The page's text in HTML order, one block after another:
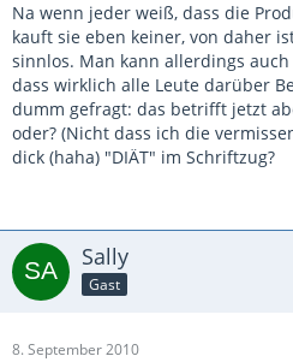
Na wenn jeder weiß, dass die
kauft sie eben keiner, von daher
sinnlos. Man kann allerdings
dass wirklich alle Leute darüber
dumm gefragt: das betrifft jetzt
oder? (Nicht dass ich die
dick (haha) "DIÄT" im Schriftzug?
Sally
Gast
8. September 2010